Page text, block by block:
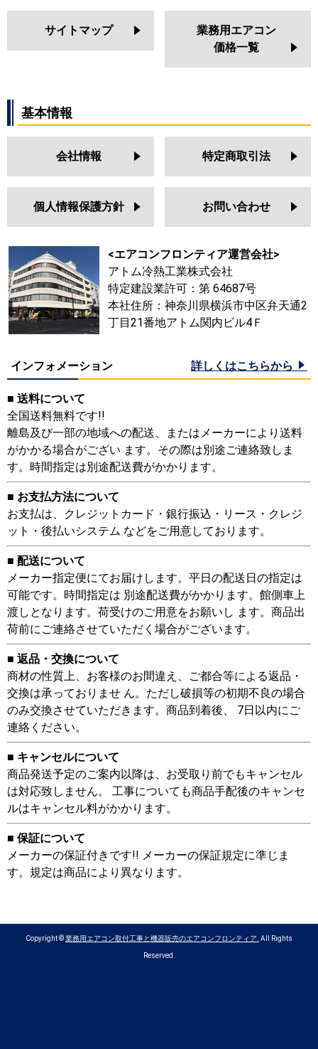
サイトマップ
業務用エアコン
価格一覧
基本情報
会社情報 特定商取引法
個人情報保護方針 お問い合わせ
<エアコンフロンティア運営会社>
アトム冷熱工業株式会社
特定建設業許可：第 64687号
本社住所：神奈川県横浜市中区弁天通2
丁目21番地アトム関内ビル4Ｆ
インフォメーション 詳しくはこちらから
■ 送料について
全国送料無料です!!
離島及び一部の地域への配送、またはメーカーにより送料
がかかる場合がござい ます。その際は別途ご連絡致しま
す。時間指定は別途配送費がかかります。
■ お支払方法について
お支払は、クレジットカード・銀行振込・リース・クレジ
ット・後払いシステム などをご用意しております。
■ 配送について
メーカー指定便にてお届けします。平日の配送日の指定は
可能です。時間指定は 別途配送費がかかります。館側車上
渡しとなります。荷受けのご用意をお願いし ます。商品出
荷前にご連絡させていただく場合がございます。
■ 返品・交換について
商材の性質上、お客様のお間違え、ご都合等による返品・
交換は承っておりませ ん。ただし破損等の初期不良の場合
のみ交換させていただきます。商品到着後、 7日以内にご
連絡ください。
■ キャンセルについて
商品発送予定のご案内以降は、お受取り前でもキャンセル
は対応致しません。 工事についても商品手配後のキャンセ
ルはキャンセル料がかかります。
■ 保証について
メーカーの保証付きです!! メーカーの保証規定に準じま
す。規定は商品により異なります。
Copyright ©業務用エアコン取付工事と機器販売のエアコンフロンティア. All Rights
Reserved.